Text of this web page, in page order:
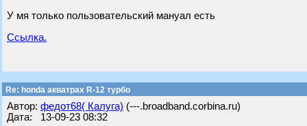
У мя только пользовательский мануал есть
Ссылка.
Re: honda акватрах R-12 турбо
Автор: федот68( Калуга) (---.broadband.corbina.ru)
Дата: 13-09-23 08:32